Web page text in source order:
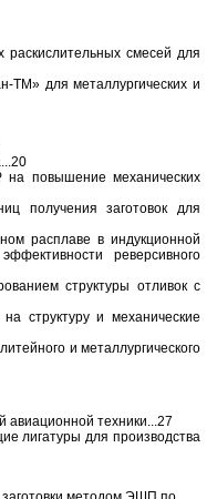
раскислительных смесей для
для металлургических и
повышение механических
получения заготовок для
расплаве в индукционной
реверсивного
структуры отливок с
структуру и механические
и металлургического
авиационной техники...27
лигатуры для производства